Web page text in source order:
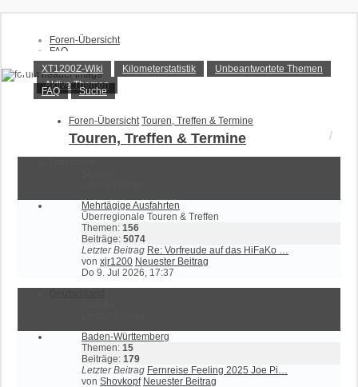
Foren-Übersicht
FAQ
Suche
Unbeantwortete Themen
Aktive Themen
Anmelden
Registrieren
XT1200Z-Wiki Kilometerstatistik
Unbeantwortete Themen
Aktive Themen
XT1200Z-Forum
Alles rund um die Yamaha XT1200Z Super Ténéré
FAQ Suche
Foren-Übersicht Touren, Treffen & Termine
Touren, Treffen & Termine
Mehrtägige Ausfahrten
Überregionale Touren & Treffen
Themen: 156
Beiträge: 5074
Letzter Beitrag Re: Vorfreude auf das HiFaKo …
von xjr1200 Neuester Beitrag
Do 9. Jul 2026, 17:37
Baden-Württemberg
Themen: 15
Beiträge: 179
Letzter Beitrag Fernreise Feeling 2025 Joe Pi…
von Shovkopf Neuester Beitrag